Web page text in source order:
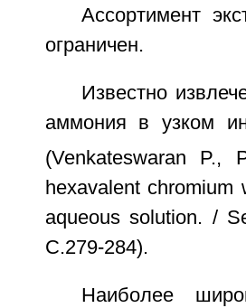
Ассортимент
ограничен.
Известно
аммония в узком
(Venkateswaran P.,
hexavalent
aqueous solution. /
С.279-284).
Наиболее